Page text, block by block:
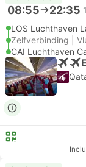
08:55 22:35
LOS Luchthaven
Zelfverbinding |
CAI Luchthaven